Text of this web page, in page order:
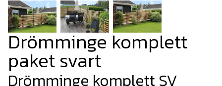
Drömminge komplett
paket svart
Drömminge komplett SV